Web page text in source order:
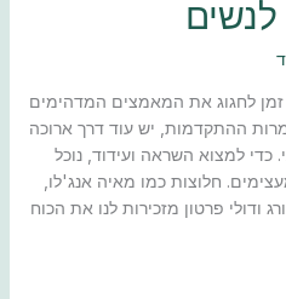
לחגוג את המאמצים המדהימים
ההתקדמות, יש עוד דרך ארוכה
כדי למצוא השראה ועידוד, נוכל
חלוצות כמו מאיה אנג'לו,
ודולי פרטון מזכירות לנו את הכוח